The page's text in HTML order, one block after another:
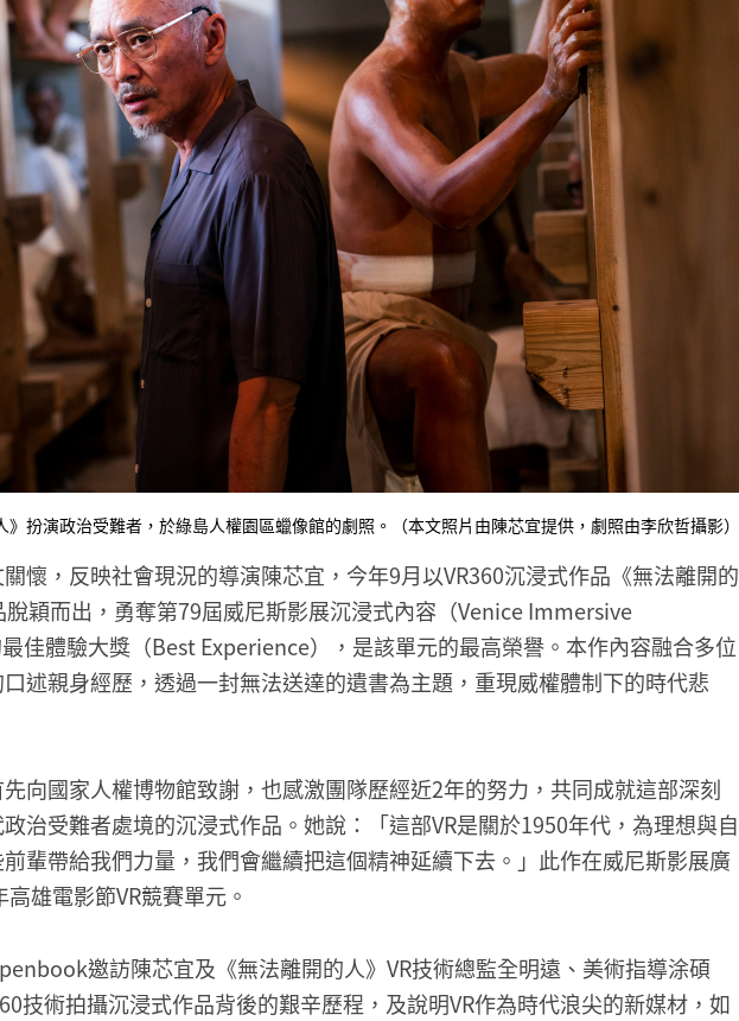
扮演政治受難者，於綠島人權園區蠟像館的劇照。（本文照片由陳芯宜提供，劇照由李欣哲攝影）
懷，反映社會現況的導演陳芯宜，今年9月以VR360沉浸式作品《無法離開的
穎而出，勇奪第79屆威尼斯影展沉浸式內容（Venice Immersive
佳體驗大獎（Best Experience），是該單元的最高榮譽。本作內容融合多位
述親身經歷，透過一封無法送達的遺書為主題，重現威權體制下的時代悲
向國家人權博物館致謝，也感激團隊歷經近2年的努力，共同成就這部深刻
治受難者處境的沉浸式作品。她說：「這部VR是關於1950年代，為理想與自
輩帶給我們力量，我們會繼續把這個精神延續下去。」此作在威尼斯影展廣
雄電影節VR競賽單元。
邀訪陳芯宜及《無法離開的人》VR技術總監全明遠、美術指導涂碩
技術拍攝沉浸式作品背後的艱辛歷程，及說明VR作為時代浪尖的新媒材，如